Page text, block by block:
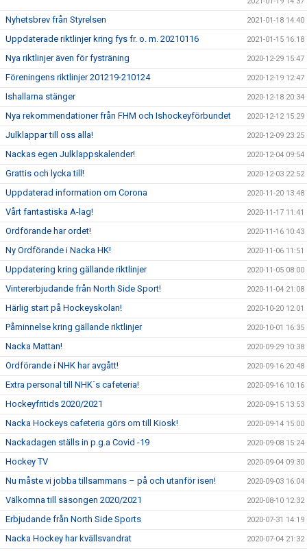
Nyhetsbrev från Styrelsen 2021-01-18 14:40
Uppdaterade riktlinjer kring fys fr. o. m. 20210116 2021-01-15 16:18
Nya riktlinjer även för fysträning 2020-12-29 15:47
Föreningens riktlinjer 201219-210124 2020-12-19 12:47
Ishallarna stänger 2020-12-18 20:34
Nya rekommendationer från FHM och Ishockeyförbundet 2020-12-12 15:29
Julklappar till oss alla! 2020-12-09 23:25
Nackas egen Julklappskalender! 2020-12-04 09:54
Grattis och lycka till! 2020-12-03 22:52
Uppdaterad information om Corona 2020-11-20 13:48
Vårt fantastiska A-lag! 2020-11-17 11:41
Ordförande har ordet! 2020-11-16 10:43
Ny Ordförande i Nacka HK! 2020-11-06 11:51
Uppdatering kring gällande riktlinjer 2020-11-05 08:00
Vintererbjudande från North Side Sport! 2020-11-04 21:08
Härlig start på Hockeyskolan! 2020-10-20 12:01
Påminnelse kring gällande riktlinjer 2020-10-01 16:35
Nacka Mattan! 2020-09-29 10:38
Ordförande i NHK har avgått! 2020-09-16 20:48
Extra personal till NHK´s cafeteria! 2020-09-16 10:16
Hockeyfritids 2020/2021 2020-09-15 13:53
Nacka Hockeys cafeteria görs om till Kiosk! 2020-09-14 15:00
Nackadagen ställs in p.g.a Covid -19 2020-09-08 15:24
Hockey TV 2020-09-04 09:30
Nu måste vi jobba tillsammans – på och utanför isen! 2020-09-03 16:04
Välkomna till säsongen 2020/2021 2020-08-10 12:32
Erbjudande från North Side Sports 2020-07-31 14:19
Nacka Hockey har kvällsvandrat 2020-07-04 21:32